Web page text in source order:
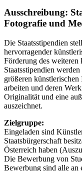
Ausschreibung:
Fotografie und
Die Staatsstipendien
hervorragender
Förderung des weiteren
Staatsstipendien
größeren
arbeiten und deren
Originalität und eine
auszeichnet.
Zielgruppe:
Eingeladen sind
Staatsbürgerschaft
Österreich haben
Die Bewerbung von
Bewerbung sind alle an